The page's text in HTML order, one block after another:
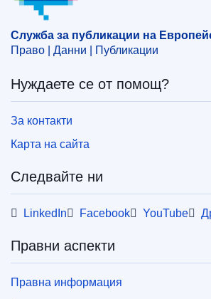
Служба за публикации на
Право | Данни | Публикации
Нуждаете се от помощ?
За контакти
Карта на сайта
Следвайте ни
LinkedIn Facebook YouTube
Правни аспекти
Правна информация